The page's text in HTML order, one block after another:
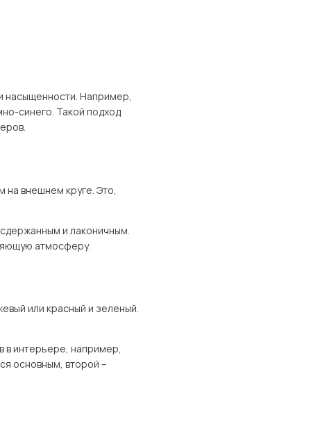
насыщенности. Например,
синего. Такой подход
на внешнем круге. Это,
и лаконичным.
атмосферу.
или красный и зеленый.
в интерьере, например,
основным, второй –